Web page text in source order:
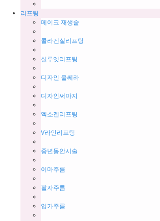
리프팅
메이크 재생술
콜라겐실리프팅
실루엣리프팅
디자인 울쎄라
디자인써마지
엑소젠리프팅
V라인리프팅
중년동안시술
이마주름
팔자주름
입가주름